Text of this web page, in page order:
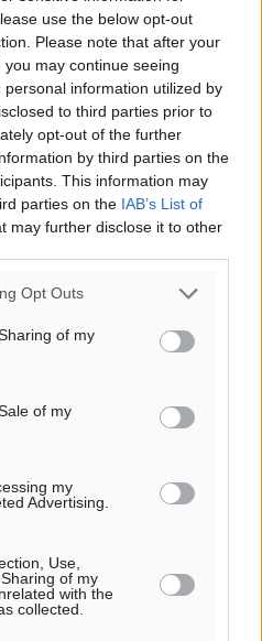
use the below opt-out
Please note that after your
may continue seeing
information utilized by
to third parties prior to
opt-out of the further
by third parties on the
This information may
parties on the IAB’s List of
may further disclose it to other
Opt Outs
of my
of my
my
Advertising.
Use,
of my
with the
collected.